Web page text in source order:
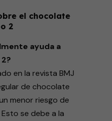
el chocolate
2
ayuda a
en la revista BMJ
de chocolate
menor riesgo de
se debe a la